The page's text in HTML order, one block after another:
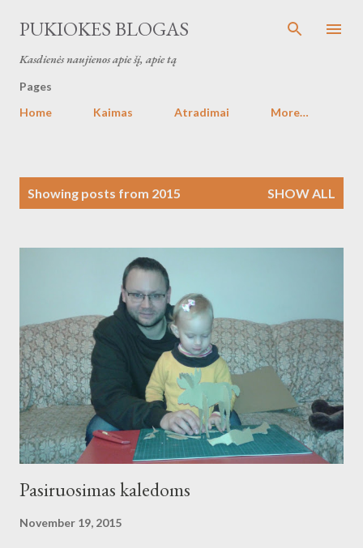
Skip to main content
PUKIOKES BLOGAS
Kasdienės naujienos apie šį, apie tą
Pages
Home
Kaimas Atradimai More…
Showing posts from 2015 SHOW ALL
Pasiruosimas kaledoms
November 19, 2015